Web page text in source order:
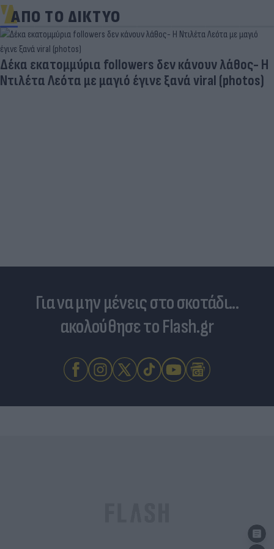
ΑΠΟ ΤΟ ΔΙΚΤΥΟ
Δέκα εκατομμύρια followers δεν κάνουν λάθος- Η
Ντιλέτα Λεότα με μαγιό έγινε ξανά viral (photos)
Για να μην μένεις στο σκοτάδι...
ακολούθησε το Flash.gr